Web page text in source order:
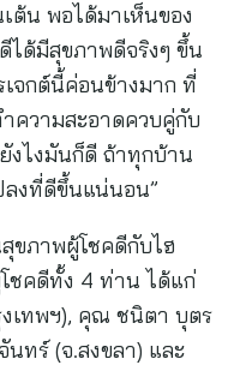
ต้น พอได้มาเห็นของ
ได้มีสุขภาพดีจริงๆ ขึ้น
เจกต์นี้ค่อนข้างมาก ที่
ความสะอาดควบคู่กับ
งไงมันก็ดี ถ้าทุกบ้าน
ลงที่ดีขึ้นแน่นอน”
ขภาพผู้โชคดีกับไฮ
โชคดีทั้ง 4 ท่าน ได้แก่
ทพฯ), คุณ ชนิตา บุตร
ทร์ (จ.สงขลา) และ